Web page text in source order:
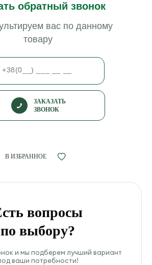
обратный звонок
вас по данному
товару
ЗАКАЗАТЬ
ЗВОНОК
В ИЗБРАННОЕ
вопросы
по выбору?
и мы подберем лучший вариант
ваши потребности!